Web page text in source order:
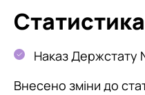
Статистика
Наказ Держстату
Внесено зміни до